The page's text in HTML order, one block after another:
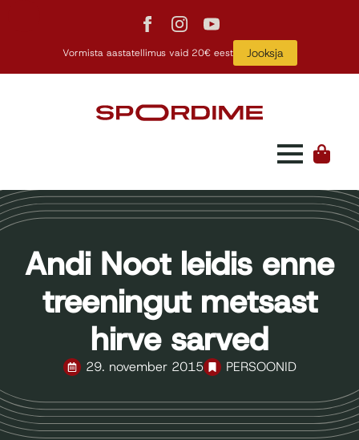
Vormista aastatellimus vaid 20€ eest Jooksja
Andi Noot leidis enne
treeningut metsast
hirve sarved
29. november 2015 PERSOONID